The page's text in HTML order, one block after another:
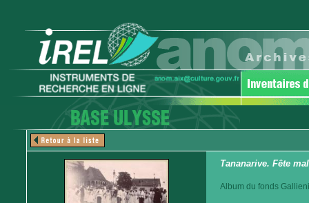
Tananarive. Fête
Album du fonds